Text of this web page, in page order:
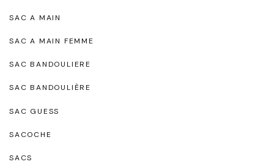
SAC A MAIN
SAC A MAIN FEMME
SAC BANDOULIERE
SAC BANDOULIÈRE
SAC GUESS
SACOCHE
SACS